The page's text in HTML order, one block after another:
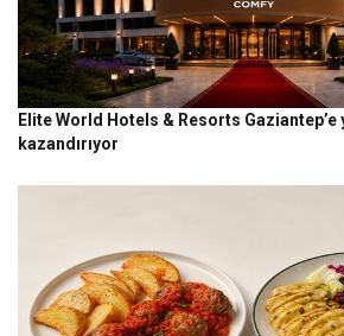
Elite World Hotels & Resorts Gaziantep’e
kazandırıyor